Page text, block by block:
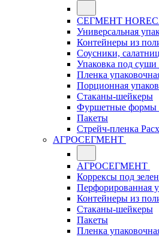
СЕГМЕНТ
Универсальная
Контейнеры из
Соусники,
Упаковка под
Пленка
Порционная
Стаканы-шейкеры
Фуршетные формы
Пакеты
Стрейч-пленка
АГРОСЕГМЕНТ
АГРОСЕГМЕНТ
Коррексы под
Перфорированная
Контейнеры из
Стаканы-шейкеры
Пакеты
Пленка